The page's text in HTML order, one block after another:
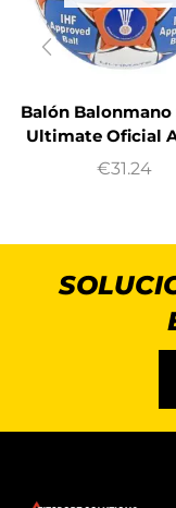
Balón Balonmano
Ultimate Oficial
€31.24